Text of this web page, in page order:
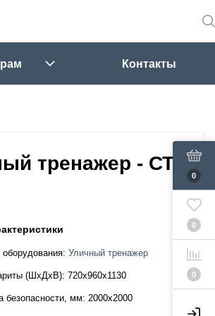
Контакты
0
0
0
тренажер - СТ
оборудования: Уличный тренажер
(ШхДхВ): 720х960х1130
безопасности, мм: 2000х2000